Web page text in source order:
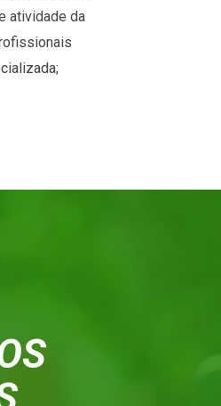
atividade da